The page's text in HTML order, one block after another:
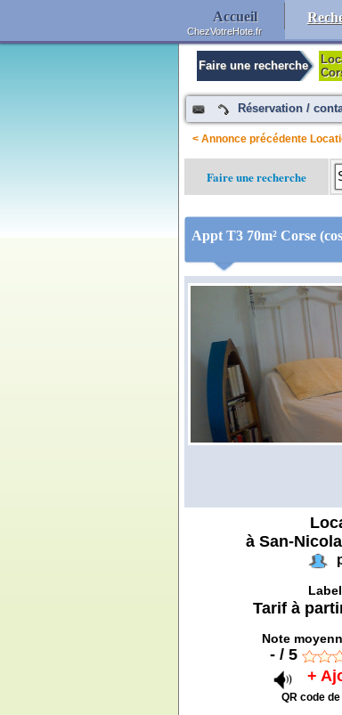
Faire une recherche
Réservation /
< Annonce précédente
Faire une recherche
Appt T3 70m² Corse
à San-
Tarif à
Note
-/ 5
+
QR code
Accueil
ChezVotreHote.fr